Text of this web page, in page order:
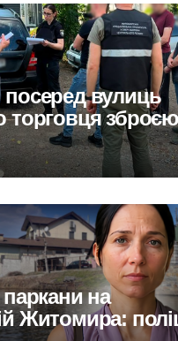
вулиць
торговця
паркани на
Житомира: